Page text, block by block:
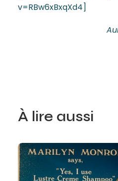
v=RBw6xBxqXd4]
À lire aussi